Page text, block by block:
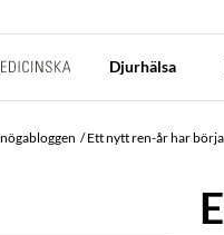
Djurhälsa
Ett nytt ren-år har